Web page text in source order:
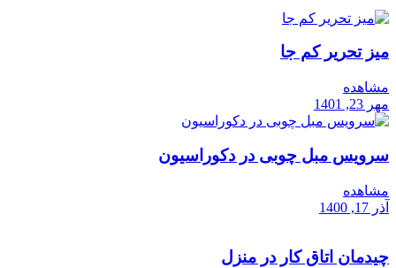
میز تحریر کم جا
مشاهده
مهر 23, 1401
سرویس مبل چوبی در دکوراسیون
مشاهده
آذر 17, 1400
چیدمان اتاق کار در منزل